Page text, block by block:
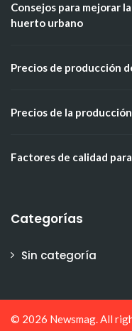
Consejos para mejorar
huerto urbano
Precios de producción
Precios de la
Factores de calidad
Categorías
Sin categoría
© 2026 Newsmag. All